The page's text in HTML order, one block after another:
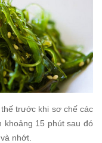
trước khi sơ chế các
khoảng 15 phút sau đó
nhớt.